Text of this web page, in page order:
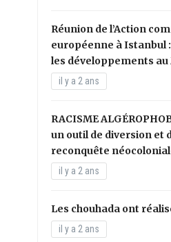
Réunion de l’Action
européenne à Istanbul
les développements
il y a 2 ans
RACISME
un outil de diversion et
reconquête
il y a 2 ans
Les chouhada ont
il y a 2 ans